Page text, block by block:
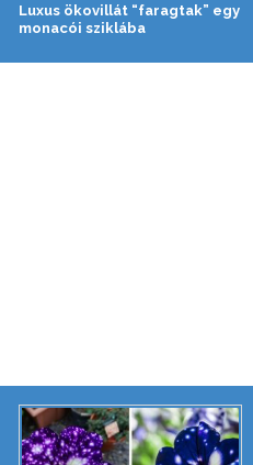
Luxus ökovillát “faragtak” egy
monacói sziklába